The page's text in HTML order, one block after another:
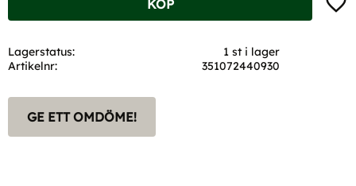
KÖP
Lagerstatus
1 st i lager
Artikelnr
351072440930
GE ETT OMDÖME!